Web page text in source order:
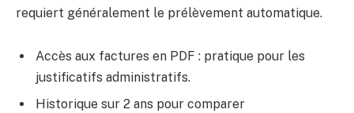
requiert généralement le prélèvement automatique.
Accès aux factures en PDF : pratique pour les
justificatifs administratifs.
Historique sur 2 ans pour comparer